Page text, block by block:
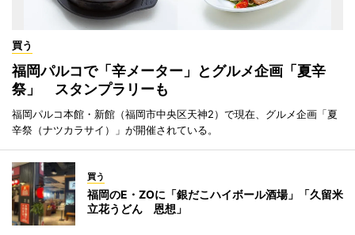
買う
福岡パルコで「辛メーター」とグルメ企画「夏辛
祭」 スタンプラリーも
福岡パルコ本館・新館（福岡市中央区天神2）で現在、グルメ企画「夏
辛祭（ナツカラサイ）」が開催されている。
買う
福岡のE・ZOに「銀だこハイボール酒場」「久留米
立花うどん 恩想」